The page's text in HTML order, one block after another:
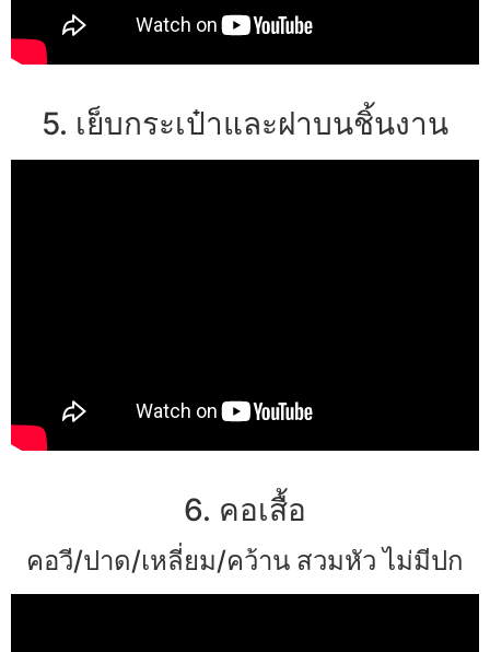
5. เย็บกระเป๋าและฝาบนชิ้นงาน
6. คอเสื้อ
คอวี/ปาด/เหลี่ยม/คว้าน สวมหัว ไม่มีปก